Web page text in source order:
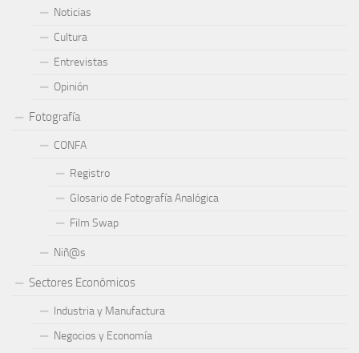
Noticias
Cultura
Entrevistas
Opinión
Fotografía
CONFA
Registro
Glosario de Fotografía Analógica
Film Swap
Niñ@s
Sectores Económicos
Industria y Manufactura
Negocios y Economía